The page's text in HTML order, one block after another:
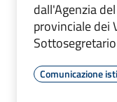
dall'Agenzia
provinciale dei
Comunicazione